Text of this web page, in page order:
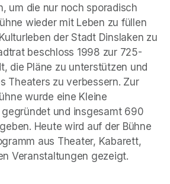
um die nur noch sporadisch
wieder mit Leben zu füllen
der Stadt Dinslaken zu
beschloss 1998 zur 725-
die Pläne zu unterstützen und
Theaters zu verbessern. Zur
wurde eine Kleine
und insgesamt 690
Heute wird auf der Bühne
aus Theater, Kabarett,
Veranstaltungen gezeigt.